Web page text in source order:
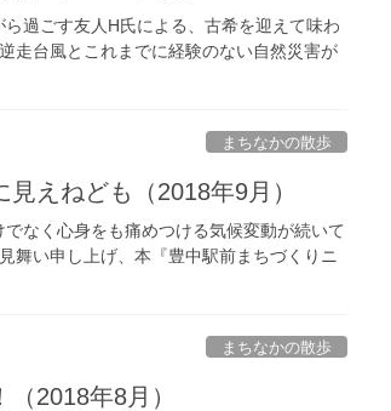
過ごす友人H氏による、古希を迎えて味わ
台風とこれまでに経験のない自然災害が
まちなかの散歩
えねども（2018年9月）
なく心身をも痛めつける気候変動が続いて
舞い申し上げ、本『豊中駅前まちづくりニ
まちなかの散歩
2018年8月）